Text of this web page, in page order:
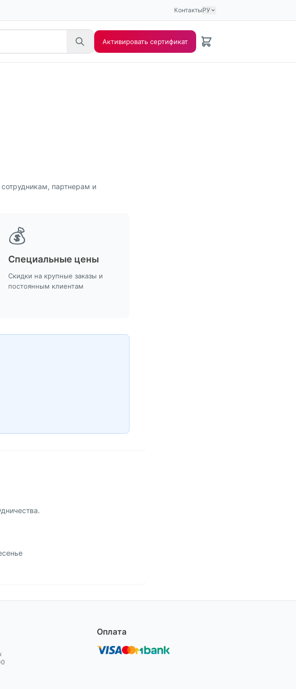
КонтактыРУ
Активировать сертификат
партнерам и
💰
Специальные цены
Скидки на крупные заказы и
постоянным клиентам
Оплата